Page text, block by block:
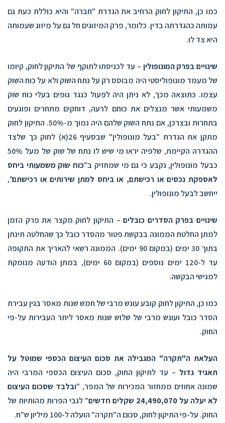
כמו כן, התיקון לחוק הרחיב את הגדרת "חברה" והיא כוללת כעת גם
עמותה כהגדרתה בדין. כלומר, פרק המיזוגים חל גם על מיזוג שעמותה
היא צד לו.
שינויים בפרק המונופולין – עד לכניסתו לתוקף של התיקון לחוק, קיומו
של מעמד מונופוליסטי היה מבוסס רק על נתח השוק ולא על כוח השוק
עצמו. כתוצאה מכך, לא ניתן היה לפעול כנגד גופים בעלי כוח שוק
משמעותי אשר מנצלים את כוחם לרעה, דוחקים מתחרים ופוגעים
בתחרות ובצרכן, אם נתח השוק שלהם היה נמוך מ-50%. התיקון לחוק
מתקן את הגדרת "בעל מונופולין" שבסעיף 26(א) לחוק כך שלצד
ההגדרה הקיימת, שלפיה יראו מי שיש לו נתח של שוק של מעל 50%
כבעל מונופולין, נקבע כי גם מי שמחזיק ב"כוח שוק משמעותי ביחס
לאספקת נכסים או רכישתם, או ביחס למתן שירותים או רכישתם",
ייחשב לבעל מונופולין.
שינויים בפרק הסדרים כובלים – התיקון לחוק מקצר את פרק הזמן
למתן החלטת הממונה בבקשת פטור מהסדר כובל כך שהחלטה תינתן
בתוך 30 ימים (במקום 90 ימים). הממונה רשאי להאריך את התקופה
עד ל-120 ימים נוספים (במקום 60 ימים), במתן הודעה מנומקת
למגישי הבקשה.
כמו כן, התיקון לחוק קובע עונש מרבי של חמש שנות מאסר בגין עבירת
הסדר כובל ועונש מרבי של שלוש שנות מאסר ליתר העבירות על-פי
החוק.
העלאת ה"תקרה" המגבילה את סכום העיצום הכספי שמוטל על
תאגיד גדול – עד לתיקון החוק, סכום העיצום הכספי המרבי היה
שמונה אחוזים ממחזור המכירות של המפר, "ובלבד שסכום העיצום
לא יעלה על 24,490,070 שקלים חדשים
" לגבי הפרות מהותיות של
החוק. על-פי התיקון לחוק, סכום ה"תקרה" הועלה ל-100 מיליון ש"ח.